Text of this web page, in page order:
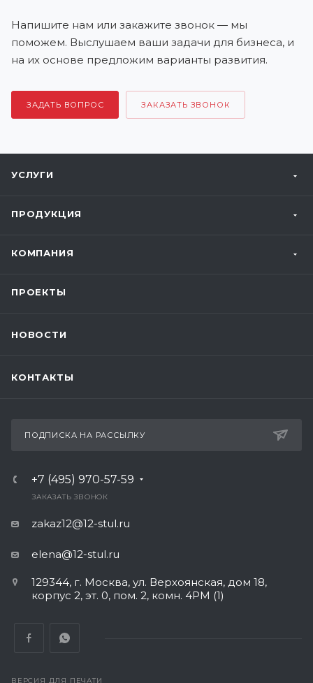
Напишите нам или закажите звонок — мы
поможем. Выслушаем ваши задачи для бизнеса, и
на их основе предложим варианты развития.
ЗАДАТЬ ВОПРОС ЗАКАЗАТЬ ЗВОНОК
УСЛУГИ
ПРОДУКЦИЯ
КОМПАНИЯ
ПРОЕКТЫ
НОВОСТИ
КОНТАКТЫ
ПОДПИСКА НА РАССЫЛКУ
+7 (495) 970-57-59
ЗАКАЗАТЬ ЗВОНОК
zakaz12@12-stul.ru
elena@12-stul.ru
129344, г. Москва, ул. Верхоянская, дом 18,
корпус 2, эт. 0, пом. 2, комн. 4РМ (1)
ВЕРСИЯ ДЛЯ ПЕЧАТИ